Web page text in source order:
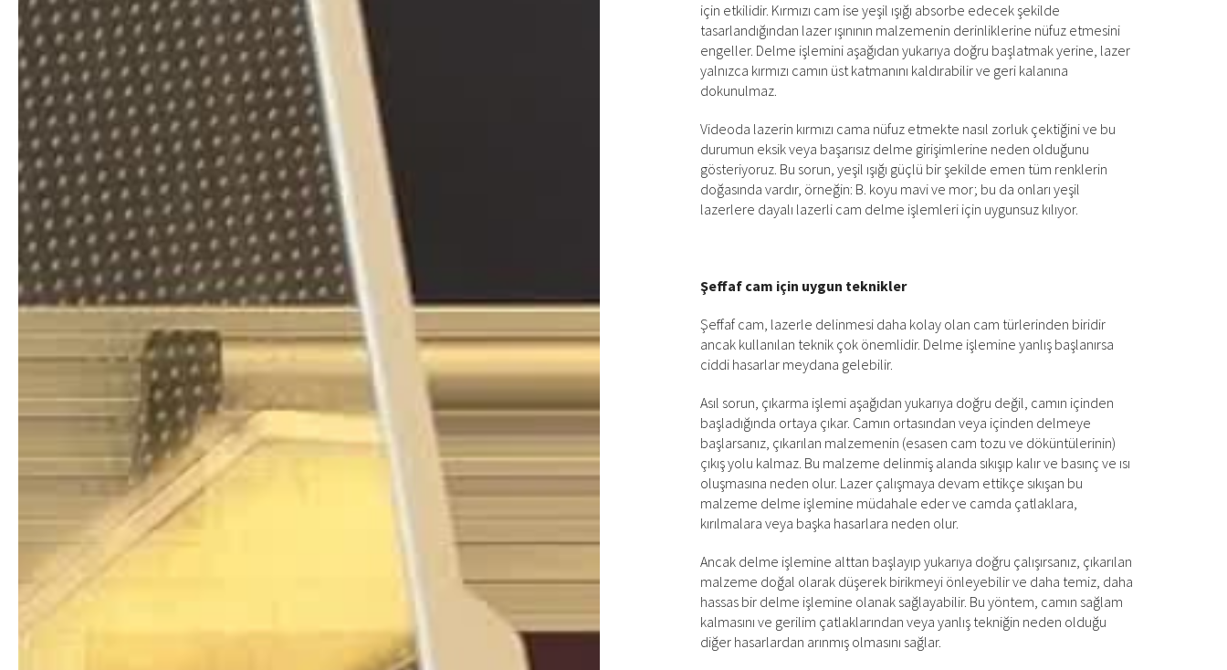
için etkilidir. Kırmızı cam ise yeşil ışığı absorbe edecek şekilde
tasarlandığından lazer ışınının malzemenin derinliklerine nüfuz etmesini
engeller. Delme işlemini aşağıdan yukarıya doğru başlatmak yerine, lazer
yalnızca kırmızı camın üst katmanını kaldırabilir ve geri kalanına
dokunulmaz.
Videoda lazerin kırmızı cama nüfuz etmekte nasıl zorluk çektiğini ve bu
durumun eksik veya başarısız delme girişimlerine neden olduğunu
gösteriyoruz. Bu sorun, yeşil ışığı güçlü bir şekilde emen tüm renklerin
doğasında vardır, örneğin: B. koyu mavi ve mor; bu da onları yeşil
lazerlere dayalı lazerli cam delme işlemleri için uygunsuz kılıyor.
Şeffaf cam için uygun teknikler
Şeffaf cam, lazerle delinmesi daha kolay olan cam türlerinden biridir
ancak kullanılan teknik çok önemlidir. Delme işlemine yanlış başlanırsa
ciddi hasarlar meydana gelebilir.
Asıl sorun, çıkarma işlemi aşağıdan yukarıya doğru değil, camın içinden
başladığında ortaya çıkar. Camın ortasından veya içinden delmeye
başlarsanız, çıkarılan malzemenin (esasen cam tozu ve döküntülerinin)
çıkış yolu kalmaz. Bu malzeme delinmiş alanda sıkışıp kalır ve basınç ve ısı
oluşmasına neden olur. Lazer çalışmaya devam ettikçe sıkışan bu
malzeme delme işlemine müdahale eder ve camda çatlaklara,
kırılmalara veya başka hasarlara neden olur.
Ancak delme işlemine alttan başlayıp yukarıya doğru çalışırsanız, çıkarılan
malzeme doğal olarak düşerek birikmeyi önleyebilir ve daha temiz, daha
hassas bir delme işlemine olanak sağlayabilir. Bu yöntem, camın sağlam
kalmasını ve gerilim çatlaklarından veya yanlış tekniğin neden olduğu
diğer hasarlardan arınmış olmasını sağlar.